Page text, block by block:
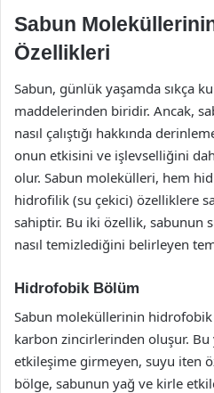
Sabun Moleküllerinin
Özellikleri
Sabun, günlük yaşamda sıkça
maddelerinden biridir. Ancak,
nasıl çalıştığı hakkında
onun etkisini ve işlevselliğini
olur. Sabun molekülleri, hem
hidrofilik (su çekici) özelliklere
sahiptir. Bu iki özellik, sabunun
nasıl temizlediğini belirleyen
Hidrofobik Bölüm
Sabun moleküllerinin
karbon zincirlerinden oluşur. Bu
etkileşime girmeyen, suyu iten
bölge, sabunun yağ ve kirle